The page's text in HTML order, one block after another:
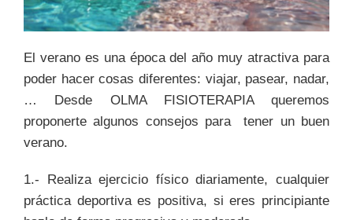
El verano es una época del año muy atractiva para
poder hacer cosas diferentes: viajar, pasear, nadar,
… Desde OLMA FISIOTERAPIA queremos
proponerte algunos consejos para tener un buen
verano.
1.- Realiza ejercicio físico diariamente, cualquier
práctica deportiva es positiva, si eres principiante